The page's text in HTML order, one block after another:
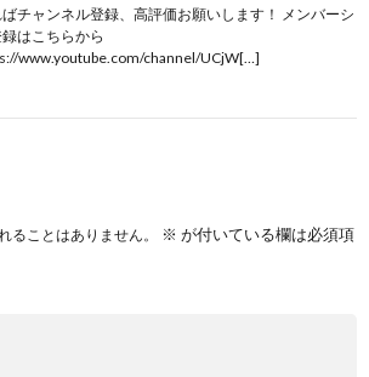
ばチャンネル登録、高評価お願いします！ メンバーシ
はこちらから
www.youtube.com/channel/UCjW[…]
ることはありません。 ※ が付いている欄は必須項